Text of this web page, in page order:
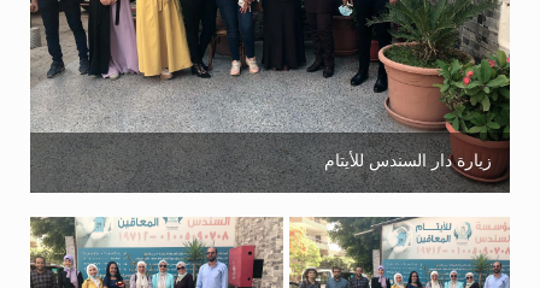
زيارة دار السندس للأيتام